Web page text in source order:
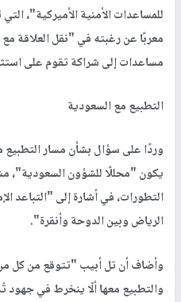
معربًا عن رغبته في "نقل العلاقة مع
مساعدات إلى شراكة تقوم على
التطبيع مع السعودية
وردًا على سؤال بشأن مسار التطبيع
يكون "محللًا للشؤون السعودية"،
التطورات، في أشارة إلى "التباعد
الرياض وبين الدوحة وأنقرة".
وأضاف أن تل أبيب "تتوقع من كل
والتطبيع معها ألّا ينخرط في جهود